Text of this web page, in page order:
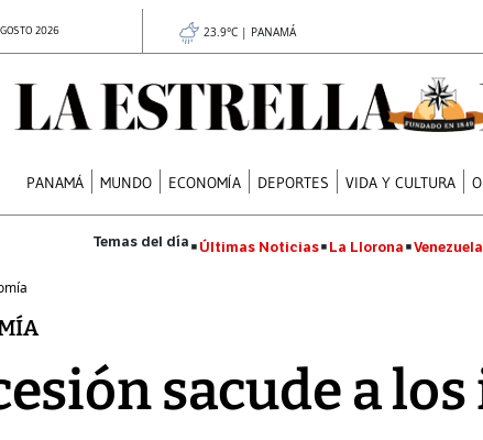
2026 23.9°C | PANAMÁ
PANAMÁ MUNDO ECONOMÍA DEPORTES VIDA Y CULTURA
Últimas Noticias La Llorona Venezuela
sacude a